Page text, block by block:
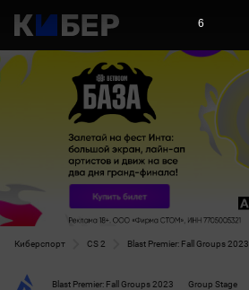
Киберспорт CS 2 Blast Premier: Fall Groups 2023
Blast Premier: Fall Groups 2023 Group Stage
5